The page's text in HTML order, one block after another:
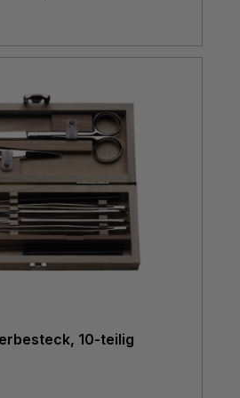
10-teilig